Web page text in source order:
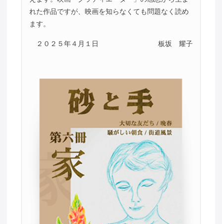
れた作品ですが、映画を知らなくても問題なく読め
ます。
２０２５年４月１日 板坂 耀子